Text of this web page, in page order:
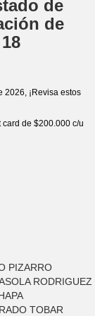
de
de
2026, ¡Revisa estos
de $200.000 c/u
PIZARRO
RODRIGUEZ
TOBAR